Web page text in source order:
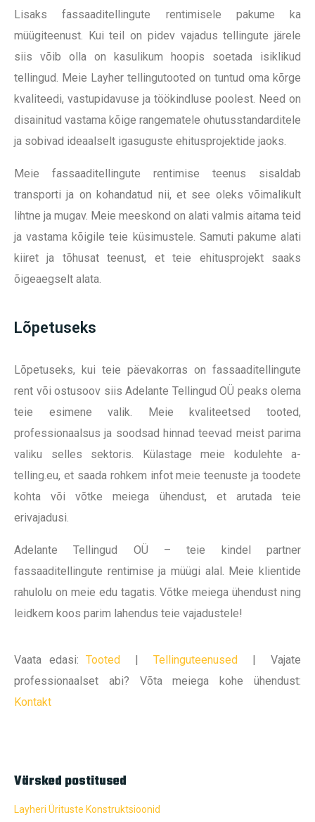
Lisaks fassaaditellingute rentimisele pakume ka
müügiteenust. Kui teil on pidev vajadus tellingute järele
siis võib olla on kasulikum hoopis soetada isiklikud
tellingud. Meie Layher tellingutooted on tuntud oma kõrge
kvaliteedi, vastupidavuse ja töökindluse poolest. Need on
disainitud vastama kõige rangematele ohutusstandarditele
ja sobivad ideaalselt igasuguste ehitusprojektide jaoks.
Meie fassaaditellingute rentimise teenus sisaldab
transporti ja on kohandatud nii, et see oleks võimalikult
lihtne ja mugav. Meie meeskond on alati valmis aitama teid
ja vastama kõigile teie küsimustele. Samuti pakume alati
kiiret ja tõhusat teenust, et teie ehitusprojekt saaks
õigeaegselt alata.
Lõpetuseks
Lõpetuseks, kui teie päevakorras on fassaaditellingute
rent või ostusoov siis Adelante Tellingud OÜ peaks olema
teie esimene valik. Meie kvaliteetsed tooted,
professionaalsus ja soodsad hinnad teevad meist parima
valiku selles sektoris. Külastage meie kodulehte a-
telling.eu, et saada rohkem infot meie teenuste ja toodete
kohta või võtke meiega ühendust, et arutada teie
erivajadusi.
Adelante Tellingud OÜ – teie kindel partner
fassaaditellingute rentimise ja müügi alal. Meie klientide
rahulolu on meie edu tagatis. Võtke meiega ühendust ning
leidkem koos parim lahendus teie vajadustele!
Vaata edasi: Tooted | Tellinguteenused | Vajate
professionaalset abi? Võta meiega kohe ühendust:
Kontakt
Värsked postitused
Layheri Ürituste Konstruktsioonid